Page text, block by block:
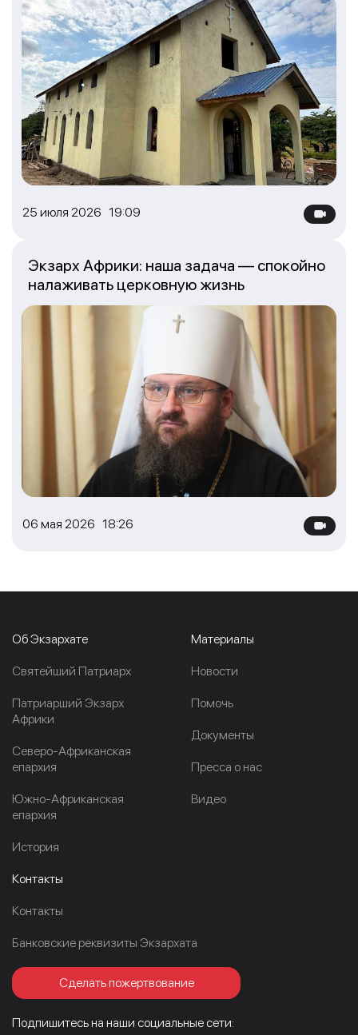
25 июля 2026 19:09
06 мая 2026 18:26
Экзарх Африки: наша задача — спокойно
налаживать церковную жизнь
Об Экзархате
Cвятейший Патриарх
Патриарший Экзарх
Африки
Северо-Африканская
епархия
Южно-Африканская
епархия
История
Материалы
Новости
Помочь
Документы
Пресса о нас
Видео
Контакты
Контакты
Банковские реквизиты Экзархата
Сделать пожертвование
Подпишитесь на наши социальные сети: